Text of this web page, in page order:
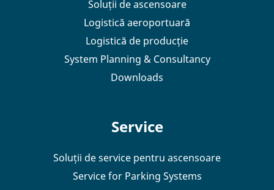
Soluții de ascensoare
Logistică aeroportuară
Logistică de producție
System Planning & Consultancy
Downloads
Service
Soluții de service pentru ascensoare
Service for Parking Systems